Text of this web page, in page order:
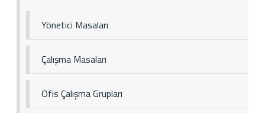
Yönetici Masaları
Çalışma Masaları
Ofis Çalışma Grupları